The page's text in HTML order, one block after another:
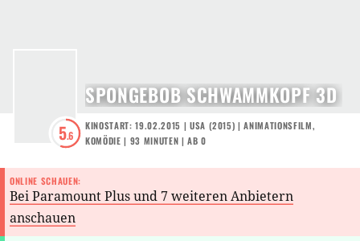
5.6
SPONGEBOB SCHWAMMKOPF 3D
KINOSTART: 19.02.2015 | USA (2015) |ANIMATIONSFILM,
KOMÖDIE | 93 MINUTEN |AB 0
ONLINE SCHAUEN:
Bei Paramount Plus und 7 weiteren Anbietern
anschauen